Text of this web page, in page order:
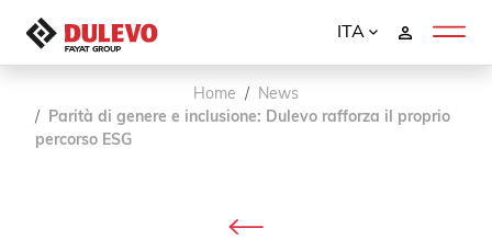
ITA
Home
News
Parità di genere e inclusione: Dulevo rafforza il proprio
percorso ESG